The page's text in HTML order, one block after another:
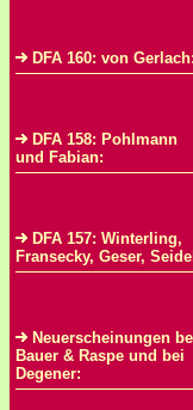
DFA 160: von Gerlach:
DFA 158: Pohlmann
und Fabian:
DFA 157: Winterling,
Fransecky, Geser,
Neuerscheinungen
Bauer & Raspe und bei
Degener: